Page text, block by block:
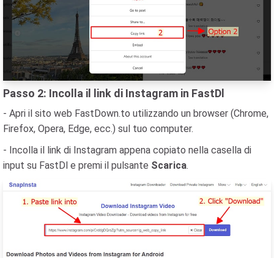
Passo 2: Incolla il link di Instagram in FastDl
- Apri il sito web FastDown.to utilizzando un browser (Chrome,
Firefox, Opera, Edge, ecc.) sul tuo computer.
- Incolla il link di Instagram appena copiato nella casella di
input su FastDl e premi il pulsante Scarica.